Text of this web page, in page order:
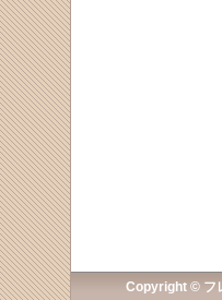
Copyright © フ